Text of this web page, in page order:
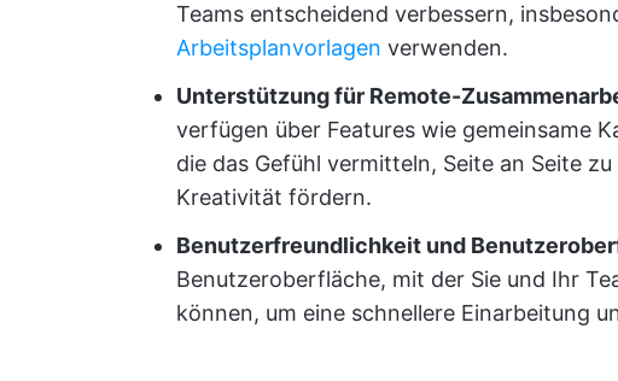
Teams entscheidend verbessern,
Arbeitsplanvorlagen verwenden.
Unterstützung für Remote-
verfügen über Features wie gemeinsame
die das Gefühl vermitteln, Seite an Seite
Kreativität fördern.
Benutzerfreundlichkeit und
Benutzeroberfläche, mit der Sie und Ihr
können, um eine schnellere Einarbeitung